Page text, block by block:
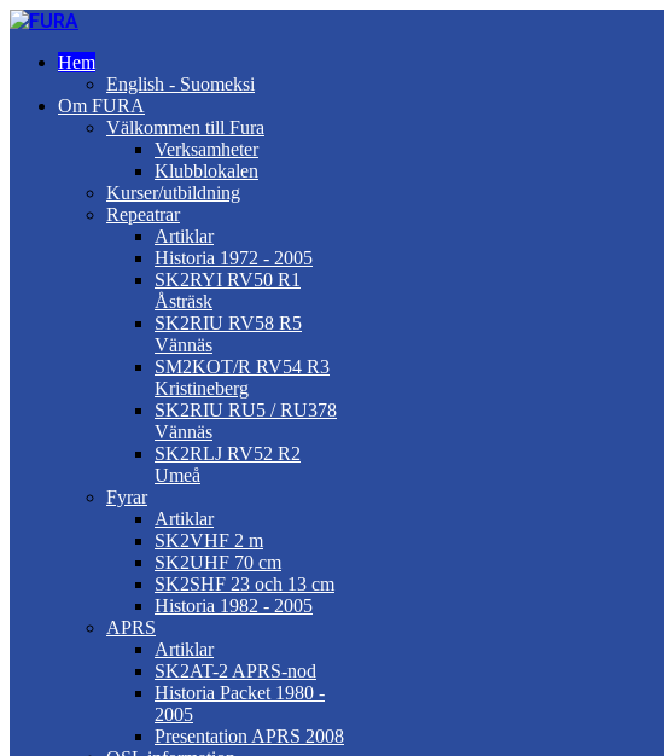
Hem
English - Suomeksi
Om FURA
Välkommen till Fura
Verksamheter
Klubblokalen
Kurser/utbildning
Repeatrar
Artiklar
Historia 1972 - 2005
SK2RYI RV50 R1
Åsträsk
SK2RIU RV58 R5
Vännäs
SM2KOT/R RV54 R3
Kristineberg
SK2RIU RU5 / RU378
Vännäs
SK2RLJ RV52 R2
Umeå
Fyrar
Artiklar
SK2VHF 2 m
SK2UHF 70 cm
SK2SHF 23 och 13 cm
Historia 1982 - 2005
APRS
Artiklar
SK2AT-2 APRS-nod
Historia Packet 1980 -
2005
Presentation APRS 2008